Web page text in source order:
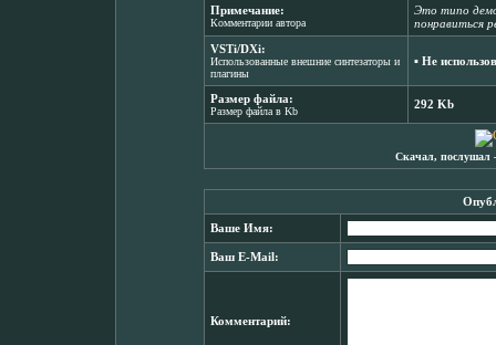
Примечание:
Комментарии автора
Это типо
понравиться
VSTi/DXi:
Использованные внешние синтезаторы и
плагины
▪ Не
Размер файла:
Размер файла в Kb
292 Kb
Скачал, послушал
Ваше Имя:
Ваш E-Mail:
Комментарий: